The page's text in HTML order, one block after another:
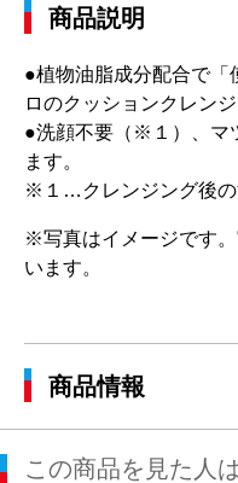
商品説明
●植物油脂成分配合で「
ロのクッションクレンジ
●洗顔不要（※１）、マ
ます。
※１…クレンジング後の
※写真はイメージです
います。
商品情報
この商品を見た人は